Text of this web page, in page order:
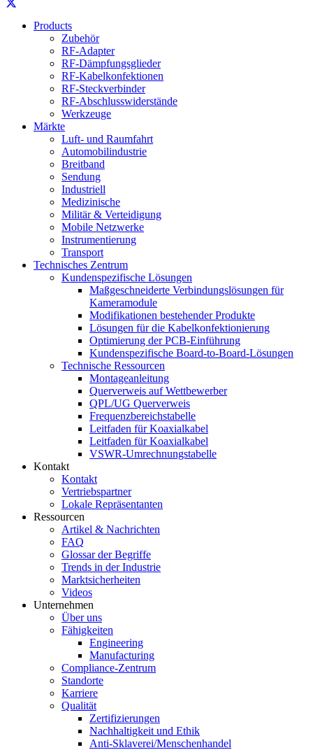
Products
Zubehör
RF-Adapter
RF-Dämpfungsglieder
RF-Kabelkonfektionen
RF-Steckverbinder
RF-Abschlusswiderstände
Werkzeuge
Märkte
Luft- und Raumfahrt
Automobilindustrie
Breitband
Sendung
Industriell
Medizinische
Militär & Verteidigung
Mobile Netzwerke
Instrumentierung
Transport
Technisches Zentrum
Kundenspezifische Lösungen
Maßgeschneiderte Verbindungslösungen für
Kameramodule
Modifikationen bestehender Produkte
Lösungen für die Kabelkonfektionierung
Optimierung der PCB-Einführung
Kundenspezifische Board-to-Board-Lösungen
Technische Ressourcen
Montageanleitung
Querverweis auf Wettbewerber
QPL/UG Querverweis
Frequenzbereichstabelle
Leitfaden für Koaxialkabel
Leitfaden für Koaxialkabel
VSWR-Umrechnungstabelle
Kontakt
Kontakt
Vertriebspartner
Lokale Repräsentanten
Ressourcen
Artikel & Nachrichten
FAQ
Glossar der Begriffe
Trends in der Industrie
Marktsicherheiten
Videos
Unternehmen
Über uns
Fähigkeiten
Engineering
Manufacturing
Compliance-Zentrum
Standorte
Karriere
Qualität
Zertifizierungen
Nachhaltigkeit und Ethik
Anti-Sklaverei/Menschenhandel